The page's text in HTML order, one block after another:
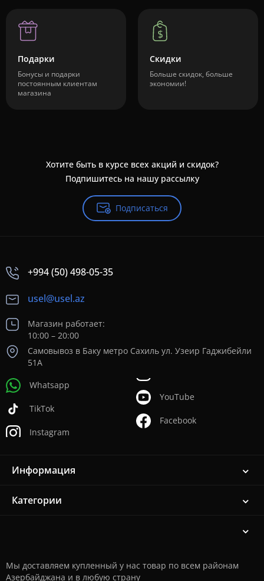
Подарки
Бонусы и подарки
постоянным клиентам
магазина
Скидки
Больше скидок, больше
экономии!
Хотите быть в курсе всех акций и скидок?
Подпишитесь на нашу рассылку
Подписаться
+994 (50) 498-05-35
usel@usel.az
Магазин работает:
10:00 – 20:00
Самовывоз в Баку метро Сахиль ул. Узеир Гаджибейли
51А
Whatsapp
TikTok
Instagram
YouTube
Facebook
Информация
Категории
Мы доставляем купленный у нас товар по всем районам
Азербайджана и в любую страну